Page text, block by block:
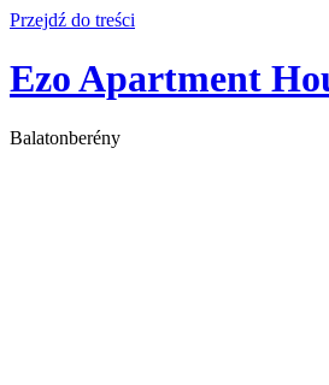
Przejdź do treści
Ezo Apartment
Balatonberény